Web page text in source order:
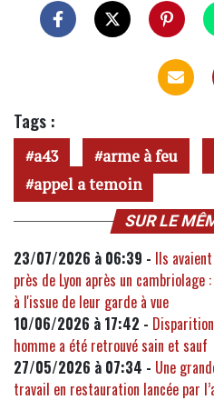
Tags :
a43 arme à feu
appel a temoin
SUR LE
23/07/2026 à 06:39 - Ils
près de Lyon après un
à l'issue de leur garde à vue
10/06/2026 à 17:42 -
homme a été retrouvé sain et sauf
27/05/2026 à 07:34 - Une
travail en restauration lancée par